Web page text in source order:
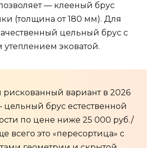
— клееный брус
(толщина от 180 мм). Для
цельный брус с
эковатой.
вариант в 2026
цельный брус естественной
по цене ниже 25 000 руб./
всего это «пересортица» с